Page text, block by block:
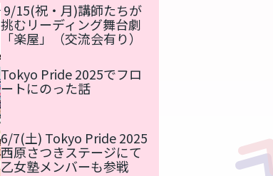
9/15(祝・月)講師たちが
挑むリーディング舞台劇
「楽屋」（交流会有り）
Tokyo Pride 2025でフロ
ートにのった話
6/7(土) Tokyo Pride 2025
西原さつきステージにて
乙女塾メンバーも参戦